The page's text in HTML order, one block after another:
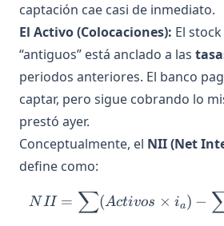
captación cae casi de inmediato.
El Activo (Colocaciones): El
“antiguos” está anclado a las
periodos anteriores. El banco
captar, pero sigue cobrando lo
prestó ayer.
Conceptualmente, el NII (Net
define como:
NII =
NII = ∑(Activos × ia) −